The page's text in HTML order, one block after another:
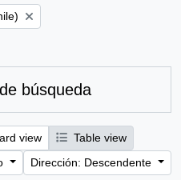
búsqueda
view
Table view
Dirección: Descendente